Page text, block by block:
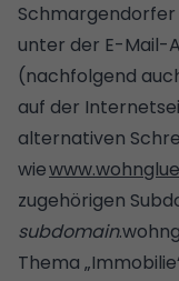
Schmargendorfer
unter der E-Mail-
(nachfolgend
auf der
alternativen
wie
zugehörigen
subdomain
Thema